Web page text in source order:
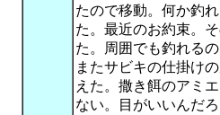
たので移動。何か釣
た。最近のお約束。
た。周囲でも釣れる
またサビキの仕掛け
えた。撒き餌のアミ
ない。目がいいんだ